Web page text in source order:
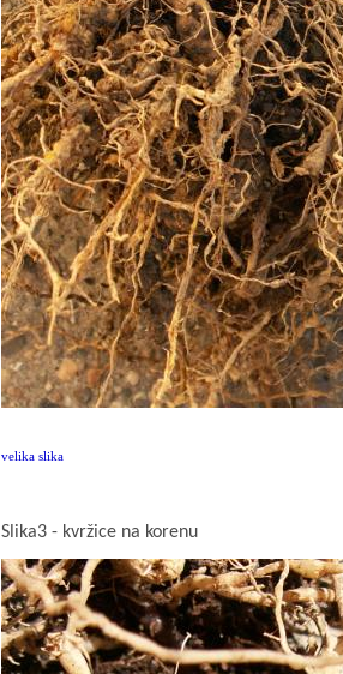
velika slika
Slika3 - kvržice na korenu